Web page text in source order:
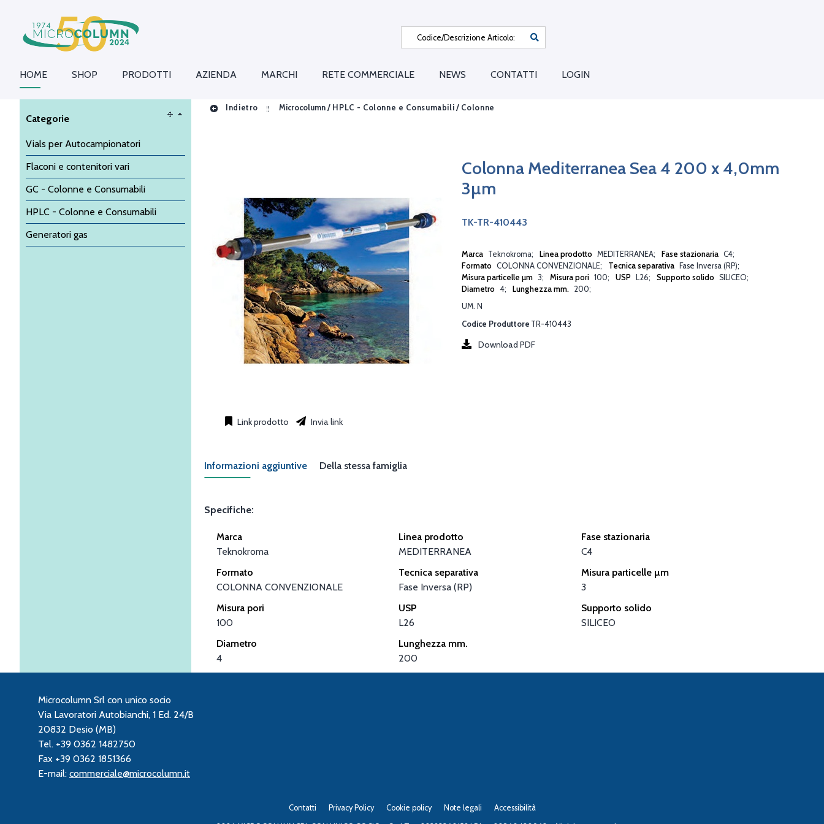
HOME SHOP PRODOTTI AZIENDA MARCHI RETE COMMERCIALE NEWS CONTATTI LOGIN
Categorie
Vials per Autocampionatori
Flaconi e contenitori vari
GC - Colonne e Consumabili
HPLC - Colonne e Consumabili
Generatori gas
Indietro Microcolumn / HPLC - Colonne e Consumabili / Colonne
Colonna Mediterranea Sea 4 200 x 4,0mm
3µm
TK-TR-410443
Marca Teknokroma Linea prodotto MEDITERRANEA Fase stazionaria C4
Formato COLONNA CONVENZIONALE Tecnica separativa
Fase Inversa (RP)
Misura particelle µm 3 Misura pori 100 USP L26 Supporto solido SILICEO
Diametro 4 Lunghezza mm.
200
UM. N
Download PDF
Codice Produttore TR-410443
Link prodotto Invia link
Informazioni aggiuntive Della stessa famiglia
Specifiche:
Marca
Teknokroma
Linea prodotto
MEDITERRANEA
Fase stazionaria
C4
Formato
COLONNA CONVENZIONALE
Tecnica separativa
Fase Inversa (RP)
Misura particelle µm
3
Misura pori
100
USP
L26
Supporto solido
SILICEO
Diametro
4
Lunghezza mm.
200
Microcolumn Srl con unico socio
Via Lavoratori Autobianchi, 1 Ed. 24/B
20832 Desio (MB)
Tel. +39 0362 1482750
Fax +39 0362 1851366
E-mail: commerciale@microcolumn.it
Contatti Privacy Policy Cookie policy Note legali Accessibilità